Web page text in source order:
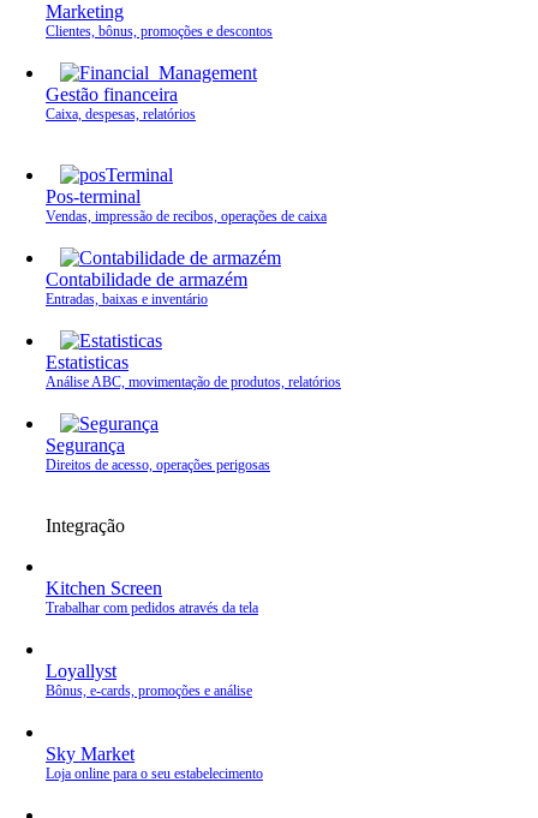
Marketing
Clientes, bônus, promoções e descontos
Gestão financeira
Caixa, despesas, relatórios
Pos-terminal
Vendas, impressão de recibos, operações de caixa
Contabilidade de armazém
Entradas, baixas e inventário
Estatisticas
Análise ABC, movimentação de produtos, relatórios
Segurança
Direitos de acesso, operações perigosas
Integração
Kitchen Screen
Trabalhar com pedidos através da tela
Loyallyst
Bônus, e‑cards, promoções e análise
Sky Market
Loja online para o seu estabelecimento